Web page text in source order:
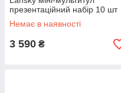
презентаційний набір 10 шт
Немає в наявності
3 590 ₴